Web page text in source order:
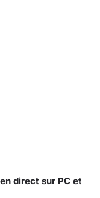
direct sur PC et